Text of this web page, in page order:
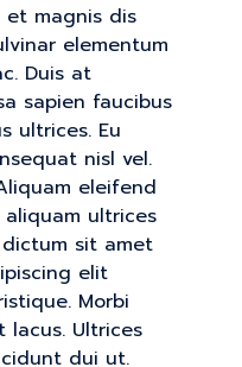
et magnis dis
elementum
Duis at
sapien faucibus
ultrices. Eu
nisl vel.
eleifend
ultrices
sit amet
elit
Morbi
lacus. Ultrices
dui ut.